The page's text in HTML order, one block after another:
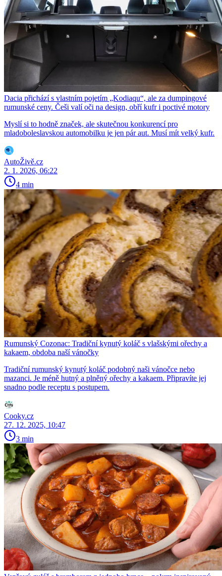
Dacia přichází s vlastním pojetím „Kodiaqu“, ale za dumpingové
rumunské ceny. Češi valí oči na design, obří kufr i poctivé motory
Myslí si to hodně značek, ale skutečnou konkurencí pro
mladoboleslavskou automobilku je jen pár aut. Musí mít velký kufr.
AutoŽivě.cz
2. 1. 2026, 06:22
4 min
Rumunský Cozonac: Tradiční kynutý koláč s vlašskými ořechy a
kakaem, obdoba naší vánočky
Tradiční rumunský kynutý koláč podobný naši vánočce nebo
mazanci. Je méně hutný a plněný ořechy a kakaem. Připravíte jej
snadno podle receptu s postupem.
Cooky.cz
27. 12. 2025, 10:47
3 min